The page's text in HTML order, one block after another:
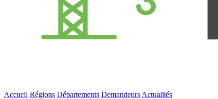
Accueil Régions Départements Demandeurs Actualités